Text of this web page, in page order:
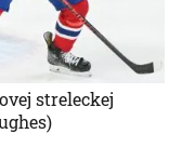
streleckej